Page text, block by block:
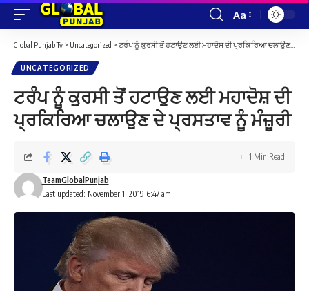
Font
Resizer
Aa
Global Punjab Tv > Uncategorized > ਟਰੰਪ ਨੂੰ ਕੁਰਸੀ ਤੋਂ ਹਟਾਉਣ ਲਈ ਮਹਾਦੋਸ਼ ਦੀ ਪ੍ਰਕਿਰਿਆ ਚਲਾਉਣ ਦੇ ਪ੍ਰਸਤਾਵ ਨੂੰ ਮੰਜ਼ੂਰੀ
UNCATEGORIZED
ਟਰੰਪ ਨੂੰ ਕੁਰਸੀ ਤੋਂ ਹਟਾਉਣ ਲਈ ਮਹਾਦੋਸ਼ ਦੀ
ਪ੍ਰਕਿਰਿਆ ਚਲਾਉਣ ਦੇ ਪ੍ਰਸਤਾਵ ਨੂੰ ਮੰਜ਼ੂਰੀ
Last updated: November 1, 2019 6:47 am
TeamGlobalPunjab
1 Min Read